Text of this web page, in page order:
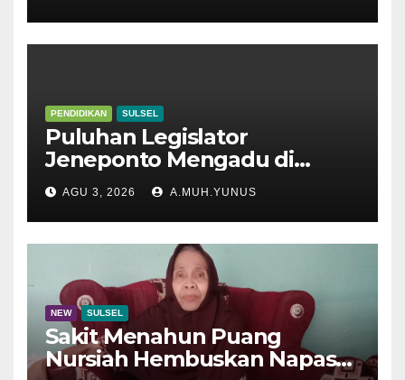
PENDIDIKAN SULSEL
Puluhan Legislator
Jeneponto Mengadu di
Disdik Sulsel
AGU 3, 2026 A.MUH.YUNUS
NEW SULSEL
Sakit Menahun Puang
Nursiah Hembuskan Napas